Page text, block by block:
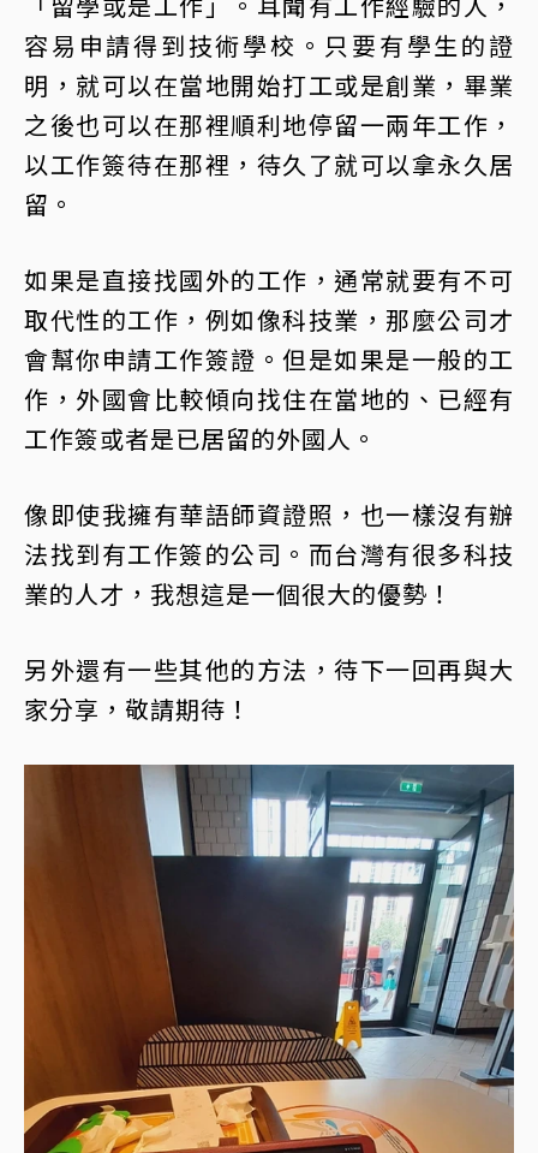
容易申請得到技術學校。只要有學生的證
明，就可以在當地開始打工或是創業，畢業
之後也可以在那裡順利地停留一兩年工作，
以工作簽待在那裡，待久了就可以拿永久居
留。
如果是直接找國外的工作，通常就要有不可
取代性的工作，例如像科技業，那麼公司才
會幫你申請工作簽證。但是如果是一般的工
作，外國會比較傾向找住在當地的、已經有
工作簽或者是已居留的外國人。
像即使我擁有華語師資證照，也一樣沒有辦
法找到有工作簽的公司。而台灣有很多科技
業的人才，我想這是一個很大的優勢！
另外還有一些其他的方法，待下一回再與大
家分享，敬請期待！